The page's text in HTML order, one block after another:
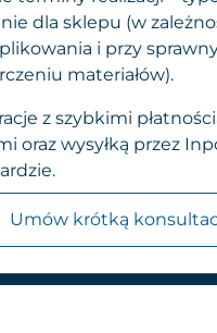
dla sklepu (w
i przy
materiałów).
z szybkimi
oraz wysyłką przez
Umów krótką